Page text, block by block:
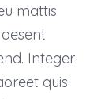
mattis
Integer
quis